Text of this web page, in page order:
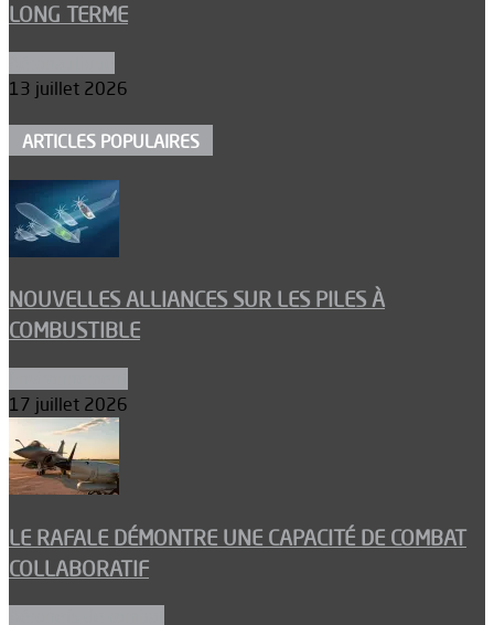
LONG TERME
13 juillet 2026
ARTICLES POPULAIRES
NOUVELLES ALLIANCES SUR LES PILES À
COMBUSTIBLE
17 juillet 2026
LE RAFALE DÉMONTRE UNE CAPACITÉ DE COMBAT
COLLABORATIF